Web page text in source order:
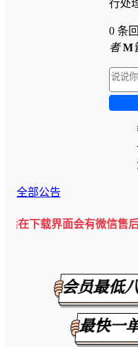
行处
0 条
者 M
全部公告
界面会有微信售后客服二